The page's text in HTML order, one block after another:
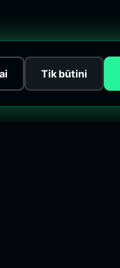
Tik būtini